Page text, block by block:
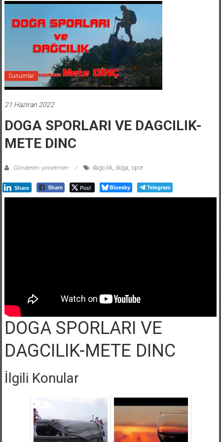
Sunumlar
21 Haziran 2022
DOGA SPORLARI VE DAGCILIK-
METE DINC
Gönderen: yonetmen dağcılık, doğa, spor
Share Share Post Bluesky Telegram
DOGA SPORLARI VE
DAGCILIK-METE DINC
İlgili Konular